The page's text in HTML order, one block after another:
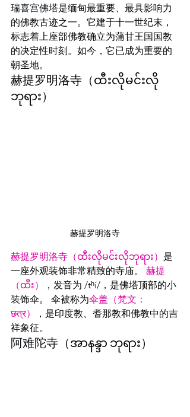
瑞喜宫佛塔是缅甸最重要、最具影响力
的佛教古迹之一。它建于十一世纪末，
标志着上座部佛教确立为蒲甘王国国教
的决定性时刻。如今，它已成为重要的
朝圣地。
赫提罗明洛寺（ထီးလိုမင်းလို
ဘုရား）
赫提罗明洛寺
赫提罗明洛寺（ထီးလိုမင်းလိုဘုရား） 是
一座外观装饰非常精致的寺庙。 赫提
（ထီး）
，发音为 /tʰí/，是佛塔顶部的小
装饰伞。 伞被称为伞盖（梵文：
छत्र）
，是印度教、耆那教和佛教中的吉
祥象征。
阿难陀寺 （အာနန္ဒာ ဘုရား）